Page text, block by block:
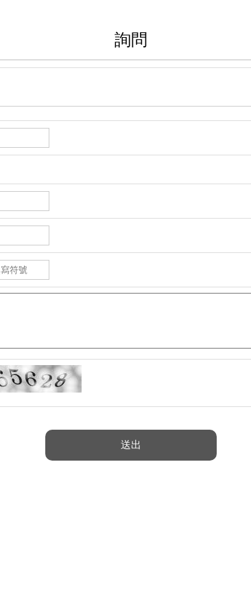
詢問